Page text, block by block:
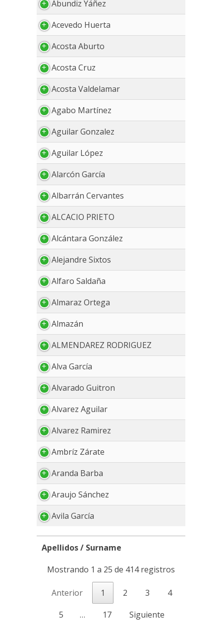
Abundiz Yáñez
Acevedo Huerta
Acosta Aburto
Acosta Cruz
Acosta Valdelamar
Agabo Martínez
Aguilar Gonzalez
Aguilar López
Alarcón García
Albarrán Cervantes
ALCACIO PRIETO
Alcántara González
Alejandre Sixtos
Alfaro Saldaña
Almaraz Ortega
Almazán
ALMENDAREZ RODRIGUEZ
Alva García
Alvarado Guitron
Alvarez Aguilar
Alvarez Ramirez
Ambríz Zárate
Aranda Barba
Araujo Sánchez
Avila García
Apellidos / Surname
Mostrando 1 a 25 de 414 registros
Anterior 1 2 3
4
5
… 17 Siguiente